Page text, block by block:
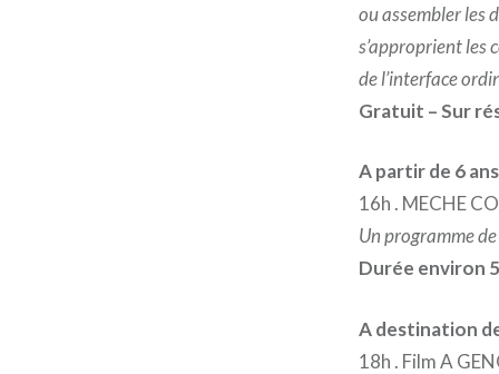
ou assembler les
s’approprient les
de l’interface
Gratuit – Sur
A partir de 6 ans
16h . MECHE
Un programme
Durée environ
A destination
18h . Film A